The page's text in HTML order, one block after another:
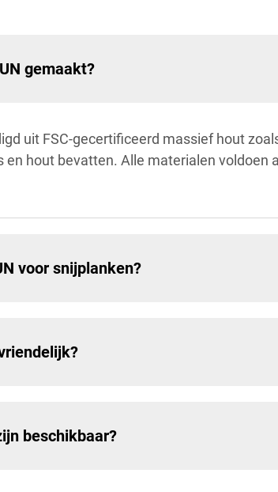
gemaakt?
uit FSC-gecertificeerd massief hout
hout bevatten. Alle materialen voldoen
voor snijplanken?
beschikbaar?